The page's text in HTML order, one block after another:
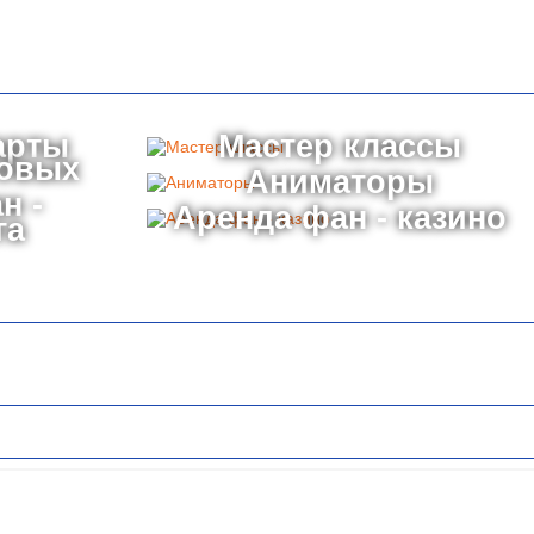
Мастер классы
Аниматоры
- Аренда фан - казино